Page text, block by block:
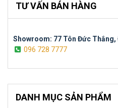
TƯ VẤN BÁN HÀNG
Showroom: 77 Tôn Đức Thắng,
096 728 7777
DANH MỤC SẢN PHẨM